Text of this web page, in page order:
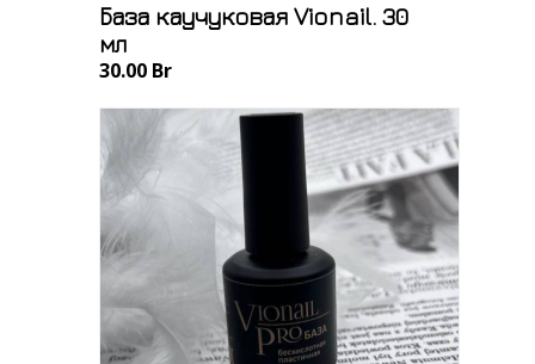
База каучуковая Vionail. 30
мл
30.00 Br